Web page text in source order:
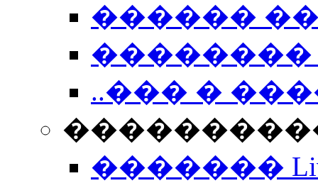
������
��������
..��� �
����������
�������